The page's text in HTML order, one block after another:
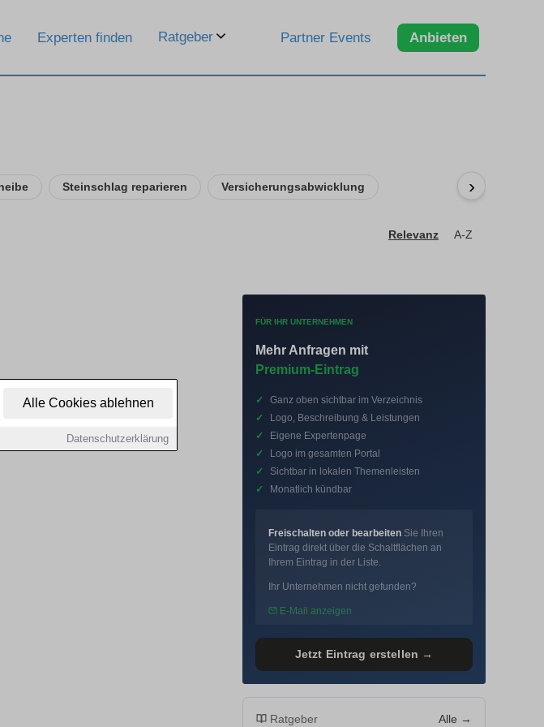
Alle Cookies ablehnen
Datenschutzerklärung
Experten finden Ratgeber Partner Events Anbieten
Steinschlag reparieren Versicherungsabwicklung ›
Relevanz A-Z
FÜR IHR UNTERNEHMEN
Mehr Anfragen mit
Premium-Eintrag
✓
Ganz oben sichtbar im Verzeichnis
✓
Logo, Beschreibung & Leistungen
✓
Eigene Expertenpage
✓
Logo im gesamten Portal
✓
Sichtbar in lokalen Themenleisten
✓
Monatlich kündbar
Freischalten oder bearbeiten Sie Ihren
Eintrag direkt über die Schaltflächen an
Ihrem Eintrag in der Liste.
Ihr Unternehmen nicht gefunden?
E-Mail anzeigen
Jetzt Eintrag erstellen →
Ratgeber Alle →